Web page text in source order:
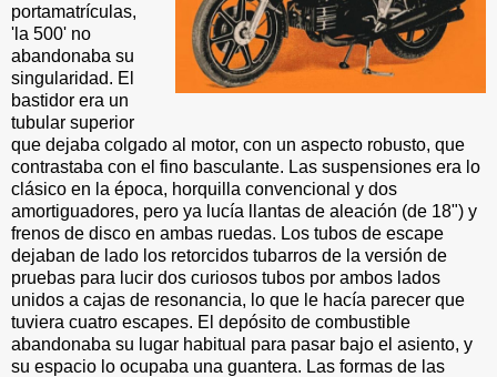
portamatrículas,
'la 500' no
abandonaba su
singularidad. El
bastidor era un
tubular superior
que dejaba colgado al motor, con un aspecto robusto, que
contrastaba con el fino basculante. Las suspensiones era lo
clásico en la época, horquilla convencional y dos
amortiguadores, pero ya lucía llantas de aleación (de 18") y
frenos de disco en ambas ruedas. Los tubos de escape
dejaban de lado los retorcidos tubarros de la versión de
pruebas para lucir dos curiosos tubos por ambos lados
unidos a cajas de resonancia, lo que le hacía parecer que
tuviera cuatro escapes. El depósito de combustible
abandonaba su lugar habitual para pasar bajo el asiento, y
su espacio lo ocupaba una guantera. Las formas de las